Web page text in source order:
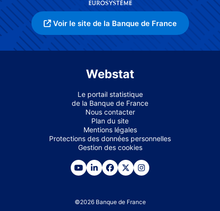
Voir le site de la Banque de France
Webstat
Le portail statistique
de la Banque de France
Nous contacter
Plan du site
Mentions légales
Protections des données personnelles
Gestion des cookies
©2026 Banque de France